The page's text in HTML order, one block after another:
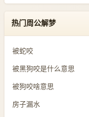
热门周公解梦
被蛇咬
被黑狗咬是什么意思
被狗咬啥意思
房子漏水